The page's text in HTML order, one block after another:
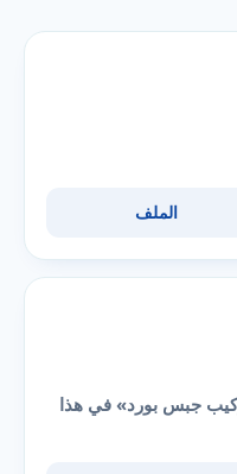
الملف
جبس بورد» في هذا